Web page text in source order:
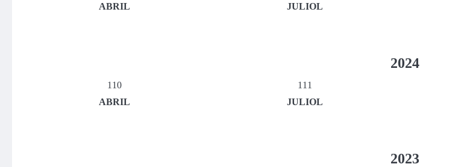
ABRIL
JULIOL
2024
110 111
ABRIL
JULIOL
2023